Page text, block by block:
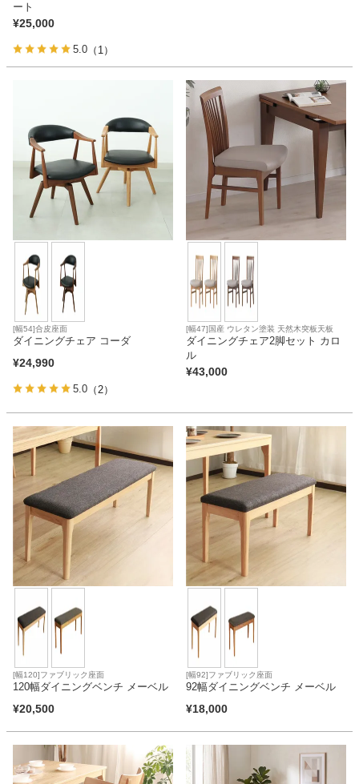
ート
¥25,000
5.0 （1）
[幅54]合皮座面
ダイニングチェア コーダ
¥24,990
5.0 （2）
[幅47]国産 ウレタン塗装 天然木突板天板
ダイニングチェア2脚セット カロ
ル
¥43,000
[幅120]ファブリック座面
120幅ダイニングベンチ メーベル
¥20,500
[幅92]ファブリック座面
92幅ダイニングベンチ メーベル
¥18,000